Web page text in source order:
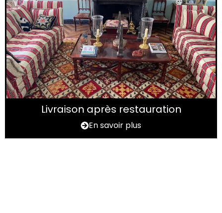
Livraison après restauration
En savoir plus